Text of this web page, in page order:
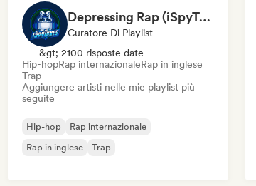
Depressing Rap (iSpyTunes)
Curatore Di Playlist
&gt; 2100 risposte date
Hip-hopRap internazionaleRap in inglese
Trap
Aggiungere artisti nelle mie playlist più
seguite
Hip-hop
Rap internazionale
Rap in inglese
Trap